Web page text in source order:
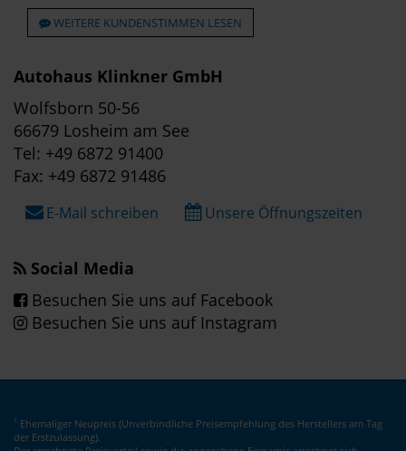
WEITERE KUNDENSTIMMEN LESEN
Autohaus Klinkner GmbH
Wolfsborn 50-56
66679 Losheim am See
Tel: +49 6872 91400
Fax: +49 6872 91486
E-Mail schreiben Unsere Öffnungszeiten
Social Media
Besuchen Sie uns auf Facebook
Besuchen Sie uns auf Instagram
1 Ehemaliger Neupreis (Unverbindliche Preisempfehlung des Herstellers am Tag
der Erstzulassung).